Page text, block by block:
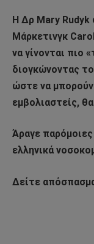
Η Δρ Mary Rudyk
Μάρκετινγκ
να γίνονται πιο
διογκώνοντας
ώστε να
εμβολιαστείς,
Άραγε παρόμοιες
ελληνικά
Δείτε